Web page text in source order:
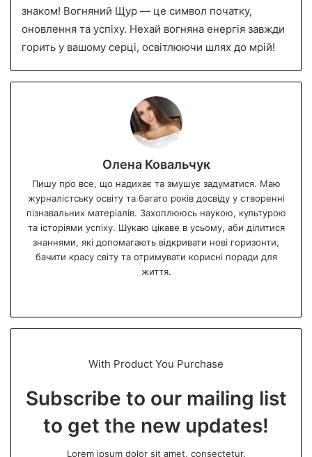
знаком! Вогняний Щур — це символ початку,
оновлення та успіху. Нехай вогняна енергія завжди
горить у вашому серці, освітлюючи шлях до мрій!
Олена Ковальчук
Пишу про все, що надихає та змушує задуматися. Маю
журналістську освіту та багато років досвіду у створенні
пізнавальних матеріалів. Захоплююсь наукою, культурою
та історіями успіху. Шукаю цікаве в усьому, аби ділитися
знаннями, які допомагають відкривати нові горизонти,
бачити красу світу та отримувати корисні поради для
життя.
te
With Product You Purchase
Subscribe to our mailing list
to get the new updates!
Lorem ipsum dolor sit amet, consectetur.